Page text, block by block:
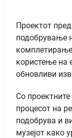
Проектот
подобрување
користење на
обновливи
Со
процесот на
подобрува и
музејот како